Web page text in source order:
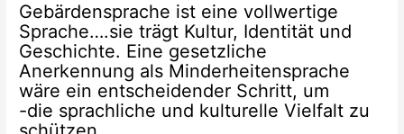
Gebärdensprache ist eine vollwertige
Sprache….sie trägt Kultur, Identität und
Geschichte. Eine gesetzliche
Anerkennung als Minderheitensprache
wäre ein entscheidender Schritt, um
-die sprachliche und kulturelle Vielfalt zu